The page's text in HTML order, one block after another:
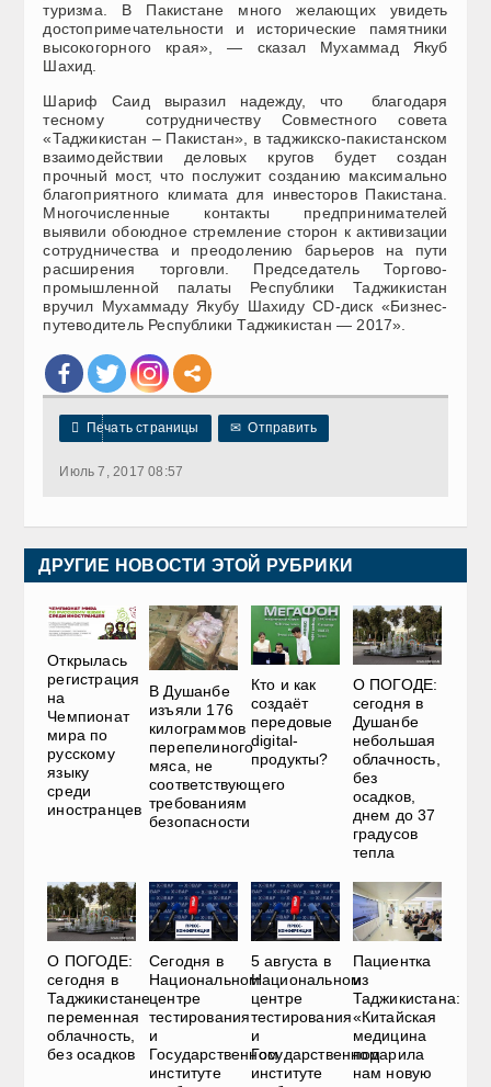
туризма. В Пакистане много желающих увидеть
достопримечательности и исторические памятники
высокогорного края», — сказал Мухаммад Якуб
Шахид.
Шариф Саид выразил надежду, что благодаря
тесному сотрудничеству Совместного совета
«Таджикистан – Пакистан», в таджикско-пакистанском
взаимодействии деловых кругов будет создан
прочный мост, что послужит созданию максимально
благоприятного климата для инвесторов Пакистана.
Многочисленные контакты предпринимателей
выявили обоюдное стремление сторон к активизации
сотрудничества и преодолению барьеров на пути
расширения торговли. Председатель Торгово-
промышленной палаты Республики Таджикистан
вручил Мухаммаду Якубу Шахиду CD-диск «Бизнес-
путеводитель Республики Таджикистан — 2017».
 Печать страницы ✉ Отправить
Июль 7, 2017 08:57
ДРУГИЕ НОВОСТИ ЭТОЙ РУБРИКИ
Открылась
регистрация
на
Чемпионат
мира по
русскому
языку
среди
иностранцев
В Душанбе
изъяли 176
килограммов
перепелиного
мяса, не
соответствующего
требованиям
безопасности
Кто и как
создаёт
передовые
digital-
продукты?
О ПОГОДЕ:
сегодня в
Душанбе
небольшая
облачность,
без
осадков,
днем до 37
градусов
тепла
О ПОГОДЕ:
сегодня в
Таджикистане
переменная
облачность,
без осадков
Сегодня в
Национальном
центре
тестирования
и
Государственном
институте
5 августа в
Национальном
центре
тестирования
и
Государственном
институте
Пациентка
из
Таджикистана:
«Китайская
медицина
подарила
нам новую